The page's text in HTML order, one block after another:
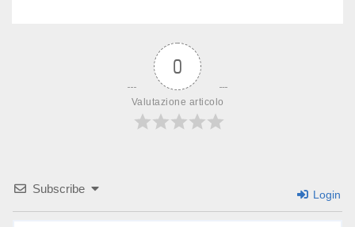
0
Valutazione articolo
Subscribe Login